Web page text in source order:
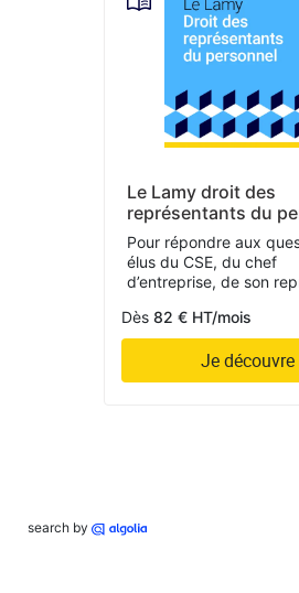
Le Lamy droit des
représentants du
Pour répondre aux
élus du CSE, du chef
d’entreprise, de son
Dès 82 € HT/mois
Je découvre
search by